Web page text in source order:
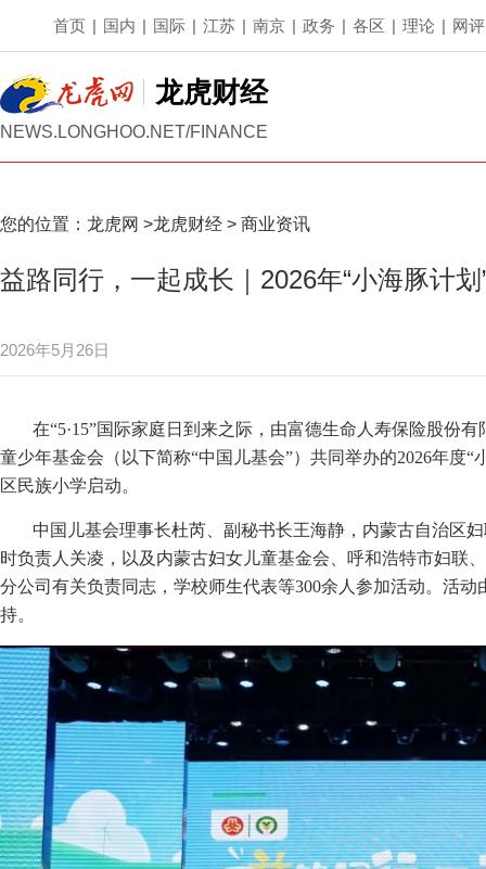
首页 | 国内 | 国际 | 江苏 | 南京 | 政务 | 各区 | 理论 | 网评
龙虎财经
NEWS.LONGHOO.NET/FINANCE
您的位置： 龙虎网 >龙虎财经 > 商业资讯
益路同行，一起成长｜2026年“小海豚计
2026年5月26日
在“5·15”国际家庭日到来之际，由富德生命人寿保险股份
童少年基金会（以下简称“中国儿基会”）共同举办的2026年度
区民族小学启动。
中国儿基会理事长杜芮、副秘书长王海静，内蒙古自治区
时负责人关凌，以及内蒙古妇女儿童基金会、呼和浩特市妇联
分公司有关负责同志，学校师生代表等300余人参加活动。活
持。